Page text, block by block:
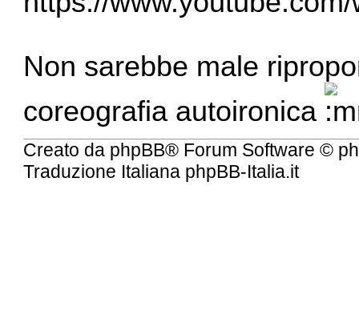
Non sarebbe male
coreografia autoironica
Creato da phpBB® Forum Software ©
Traduzione Italiana phpBB-Italia.it